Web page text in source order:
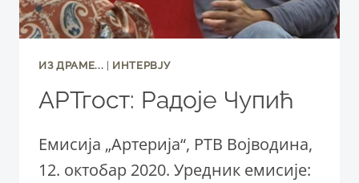
ИЗ ДРАМЕ... | ИНТЕРВЈУ
АРТгост: Радоје Чупић
Емисија „Артерија“, РТВ Војводина,
12. октобар 2020. Уредник емисије: